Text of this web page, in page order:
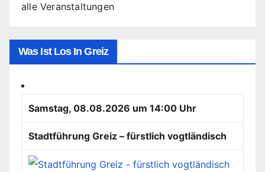
alle Veranstaltungen
Was Ist Los In Greiz
Samstag, 08.08.2026 um 14:00 Uhr
Stadtführung Greiz – fürstlich vogtländisch